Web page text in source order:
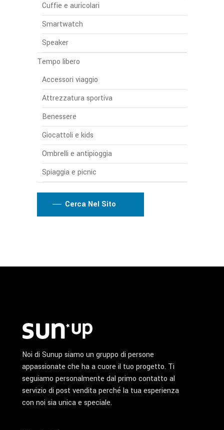
Cuffie e auricolari
Smartwatch
Speaker
Tempo libero
Accessori viaggio
Attrezzatura sportiva
Benessere
Giocattoli e kids
Ombrelli e antipioggia
Spiaggia e picnic
Cerca Nel Sito
Noi di Sunup siamo un gruppo di persone
appassionate che ha a cuore il tuo progetto. Ti
seguiamo personalmente dal primo contatto al
servizio di post vendita perché la tua esperienza
con noi sia unica e speciale.